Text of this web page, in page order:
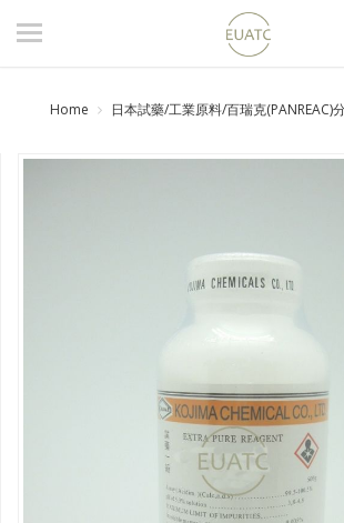
登入
商品分類
日本試藥/工業原料/百瑞克
Home 日本試藥/工業原料/百瑞克(PANREAC)